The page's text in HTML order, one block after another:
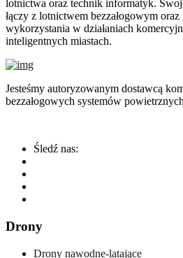
lotnictwa oraz technik informatyk.
łączy z lotnictwem bezzałogowym
wykorzystania w działaniach
inteligentnych miastach.
Jesteśmy autoryzowanym dostawcą
bezzałogowych systemów
Śledź nas:
Drony
Drony nawodne-latające